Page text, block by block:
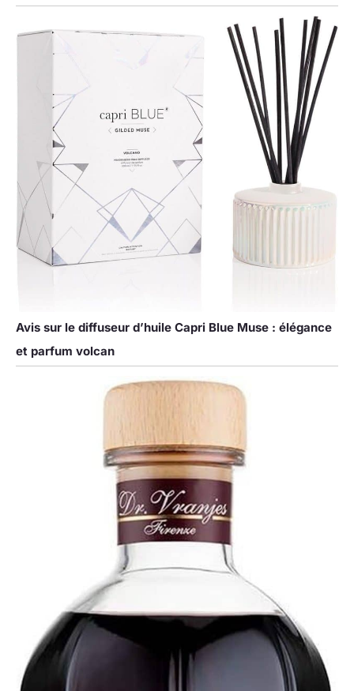
Avis sur le diffuseur d’huile Capri Blue Muse : élégance
et parfum volcan